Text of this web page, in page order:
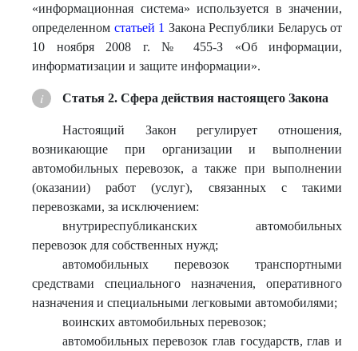
«информационная система» используется в значении,
определенном статьей 1 Закона Республики Беларусь от
10 ноября 2008 г. № 455-З «Об информации,
информатизации и защите информации».
Статья 2. Сфера действия настоящего Закона
Настоящий Закон регулирует отношения,
возникающие при организации и выполнении
автомобильных перевозок, а также при выполнении
(оказании) работ (услуг), связанных с такими
перевозками, за исключением:
внутриреспубликанских автомобильных
перевозок для собственных нужд;
автомобильных перевозок транспортными
средствами специального назначения, оперативного
назначения и специальными легковыми автомобилями;
воинских автомобильных перевозок;
автомобильных перевозок глав государств, глав и